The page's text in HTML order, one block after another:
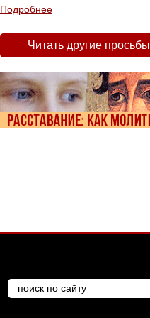
Подробнее
Читать другие просьбы